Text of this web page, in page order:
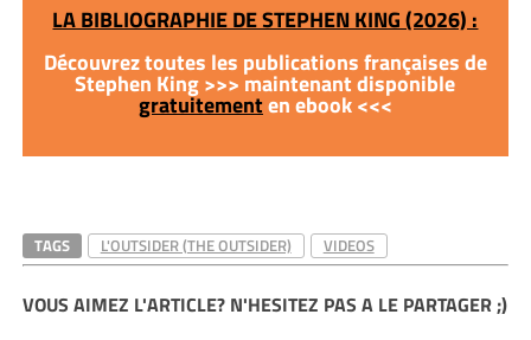
LA BIBLIOGRAPHIE DE STEPHEN KING (2026) :
Découvrez toutes les publications françaises de
Stephen King >>> maintenant disponible
gratuitementen ebook <<<
TAGS L'OUTSIDER (THE OUTSIDER) VIDEOS
VOUS AIMEZ L'ARTICLE? N'HESITEZ PAS A LE PARTAGER ;)